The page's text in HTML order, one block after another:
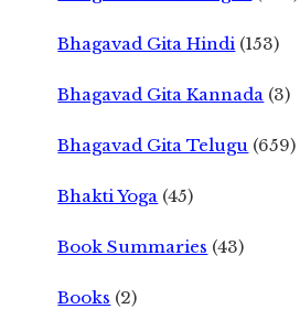
Bhagavad Gita Hindi (153)
Bhagavad Gita Kannada (3)
Bhagavad Gita Telugu (659)
Bhakti Yoga (45)
Book Summaries (43)
Books (2)